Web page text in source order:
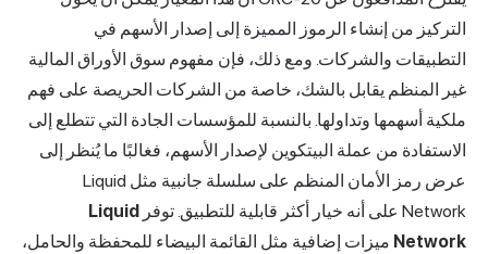
التركيز من إنشاء الرموز المميزة إلى إصدار الأسهم في
التطبيقات والشركات. ومع ذلك، فإن مفهوم سوق الأوراق المالية
غير المنظم يقابل بالشك، خاصة من الشركات الحريصة على فهم
ملكية أسهمها وتداولها. بالنسبة للمؤسسات الجادة التي تتطلع إلى
الاستفادة من عملة البيتكوين لإصدار الأسهم، فغالبًا ما يُنظر إلى
عرض رمز الأمان المنظم على سلسلة جانبية مثل Liquid
Network على أنه خيار أكثر قابلية للتطبيق. توفر
Liquid
Network ميزات إضافية مثل القائمة البيضاء للمحفظة والحامل،